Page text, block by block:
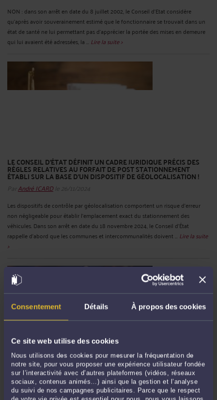
Consentement Détails À propos des cookies
Ce site web utilise des cookies
Nous utilisons des cookies pour mesurer la fréquentation de
notre site, pour vous proposer une expérience utilisateur fondée
sur l’interactivité avec d’autres plateformes (vidéos, réseaux
sociaux, contenus animés…) ainsi que la gestion et l’analyse
du suivi de nos campagnes publicitaires. Parce que le respect
NON : dans son arrêt en date du 8 juillet 2002, le Conseil d’Etat considère
qu’après avoir souverainement estimé que le fonctionnaire se trouvait dans un
état de santé ne lui permettant pas d'apprécier la portée des mises en demeure
qui lui avaient été adressées, la ... Lire la suite >
LE CONSEIL D’ÉTAT DÉFINIT UN CADRE JURIDIQUE PRÉCIS DES
RÈGLES RELATIVES AU FORFAIT DE POST STATIONNEMENT
ÉTABLI SUR LA BASE D’UN DISPOSITIF DE GÉOLOCALISATION !
ParAndré ICARDle 26/11/2024
Les dispositifs de contrôle par géolocalisation comportent un risque d’erreur
non négligeable pour établir l’emplacement exact du stationnement des
véhicules. Dans son arrêt en date du 18 novembre 2024, le Conseil d’État
rappelle d’abord que les communes et intercommunalités doivent ... Lire la suite
>
UN CONSEILLER MUNICIPAL PEUT-IL ÊTRE ÉLU MAIRE ALORS
QU’IL NE S’EST PAS PORTÉ CANDIDAT ?
ParAndré ICARDle 26/11/2024